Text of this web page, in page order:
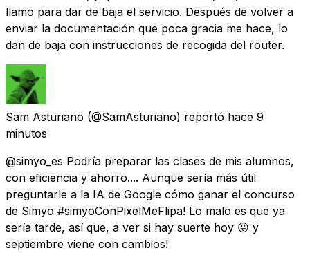
llamo para dar de baja el servicio. Después de volver a
enviar la documentación que poca gracia me hace, lo
dan de baja con instrucciones de recogida del router.
Sam Asturiano (@SamAsturiano) reportó hace 9
minutos
@simyo_es Podría preparar las clases de mis alumnos,
con eficiencia y ahorro.... Aunque sería más útil
preguntarle a la IA de Google cómo ganar el concurso
de Simyo #simyoConPixelMeFlipa! Lo malo es que ya
sería tarde, así que, a ver si hay suerte hoy 😜 y
septiembre viene con cambios!